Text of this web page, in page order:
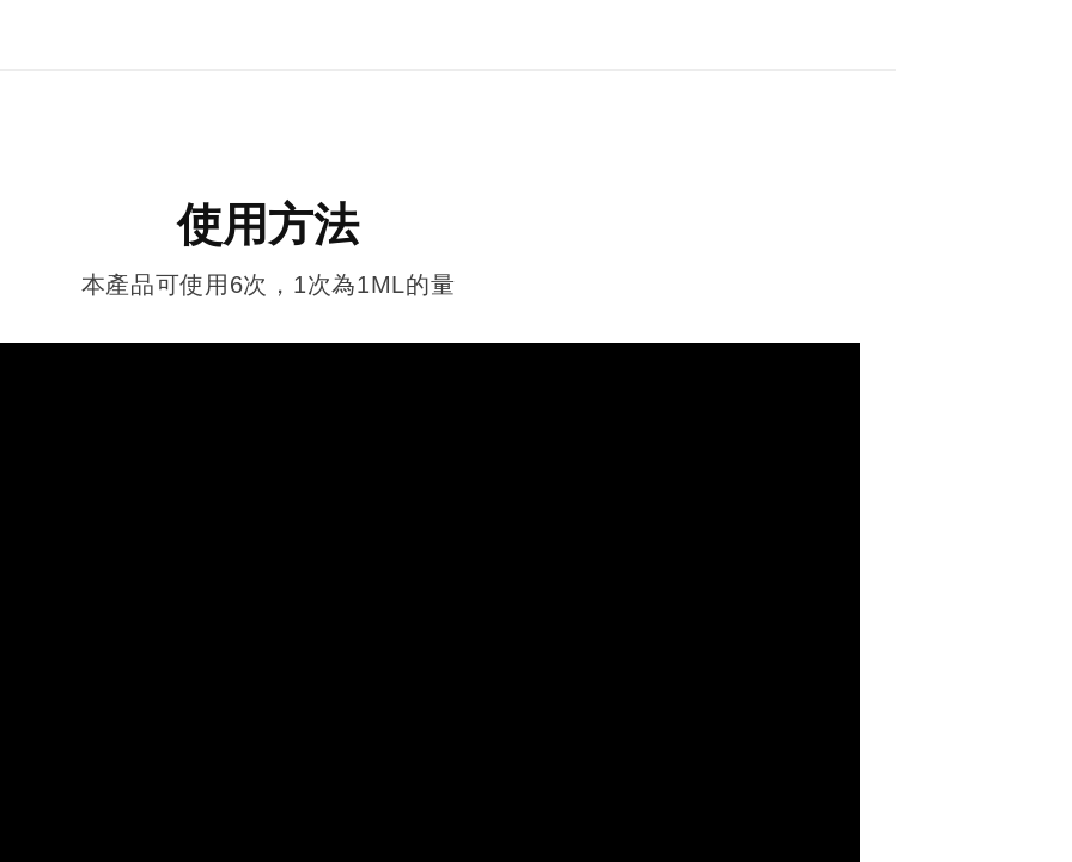
使用方法
本產品可使用6次，1次為1ML的量